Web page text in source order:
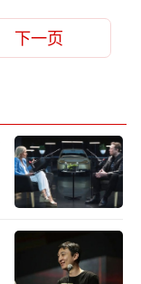
下一页